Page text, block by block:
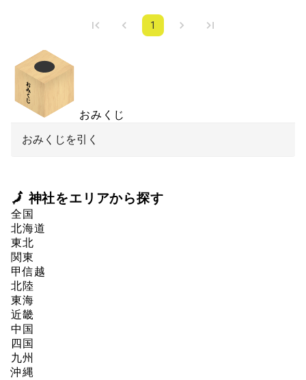
1
おみくじ
おみくじを引く
🗾 神社をエリアから探す
全国
北海道
東北
関東
甲信越
北陸
東海
近畿
中国
四国
九州
沖縄